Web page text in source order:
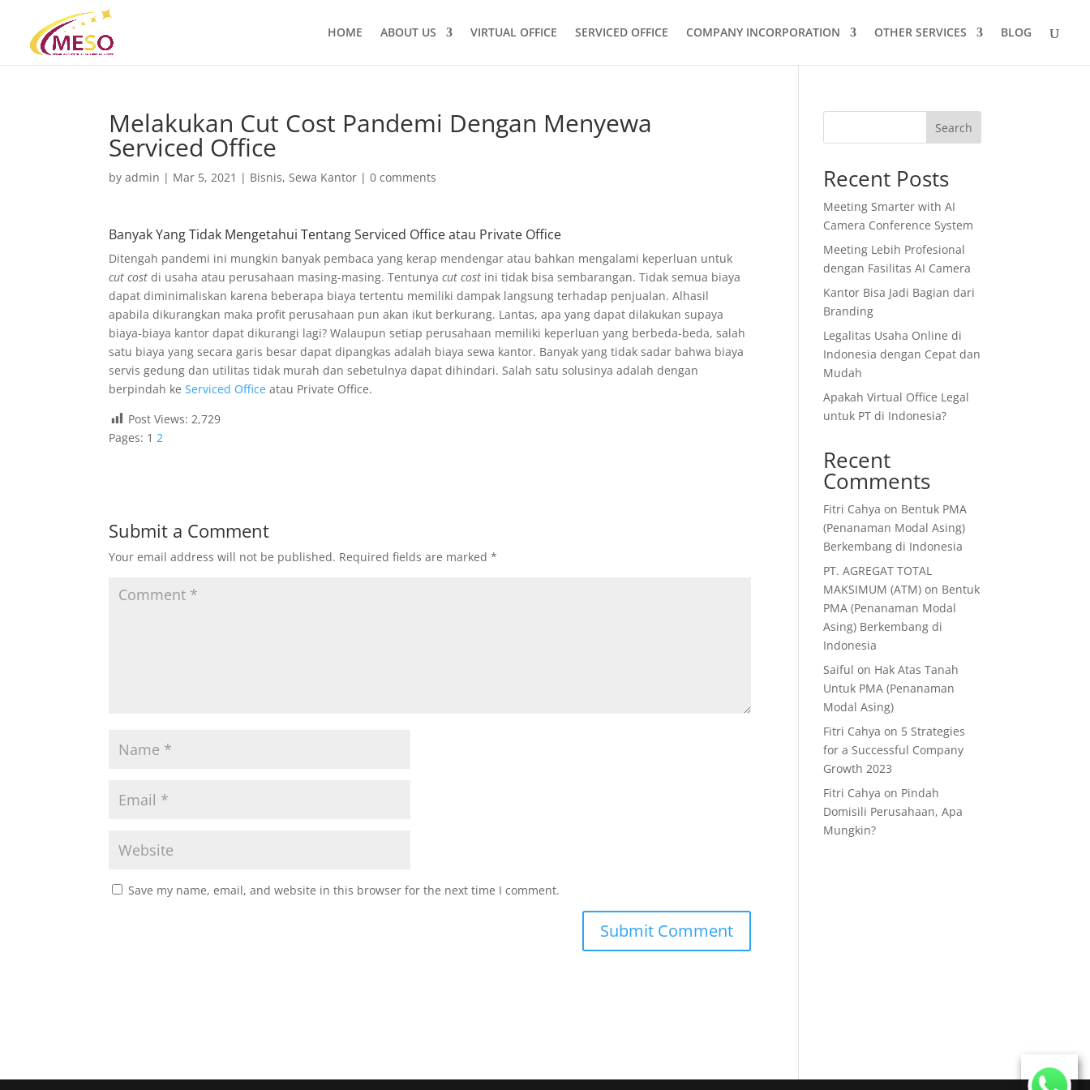
HOME ABOUT US VIRTUAL OFFICE SERVICED OFFICE COMPANY INCORPORATION OTHER SERVICES BLOG
Melakukan Cut Cost Pandemi Dengan Menyewa
Serviced Office
byadmin | Mar 5, 2021 | Bisnis,Sewa Kantor |0 comments
Banyak Yang Tidak Mengetahui Tentang Serviced Office atau Private Office
Ditengah pandemi ini mungkin banyak pembaca yang kerap mendengar atau bahkan mengalami keperluan untuk
cut cost di usaha atau perusahaan masing-masing. Tentunyacut cost ini tidak bisa sembarangan. Tidak semua biaya
dapat diminimaliskan karena beberapa biaya tertentu memiliki dampak langsung terhadap penjualan. Alhasil
apabila dikurangkan maka profit perusahaan pun akan ikut berkurang. Lantas, apa yang dapat dilakukan supaya
biaya-biaya kantor dapat dikurangi lagi? Walaupun setiap perusahaan memiliki keperluan yang berbeda-beda, salah
satu biaya yang secara garis besar dapat dipangkas adalah biaya sewa kantor. Banyak yang tidak sadar bahwa biaya
servis gedung dan utilitas tidak murah dan sebetulnya dapat dihindari. Salah satu solusinya adalah dengan
berpindah keServiced Office atau Private Office.
Post Views: 2,729
Pages: 1 2
Submit a Comment
Your email address will not be published. Required fields are marked*
Save my name, email, and website in this browser for the next time I comment.
Search
Recent Posts
Meeting Smarter with AI
Camera Conference System
Meeting Lebih Profesional
dengan Fasilitas AI Camera
Kantor Bisa Jadi Bagian dari
Branding
Legalitas Usaha Online di
Indonesia dengan Cepat dan
Mudah
Apakah Virtual Office Legal
untuk PT di Indonesia?
Recent
Comments
Fitri Cahya on Bentuk PMA
(Penanaman Modal Asing)
Berkembang di Indonesia
PT. AGREGAT TOTAL
MAKSIMUM (ATM) on Bentuk
PMA (Penanaman Modal
Asing) Berkembang di
Indonesia
Saiful on Hak Atas Tanah
Untuk PMA (Penanaman
Modal Asing)
Fitri Cahya on 5 Strategies
for a Successful Company
Growth 2023
Fitri Cahya on Pindah
Domisili Perusahaan, Apa
Mungkin?